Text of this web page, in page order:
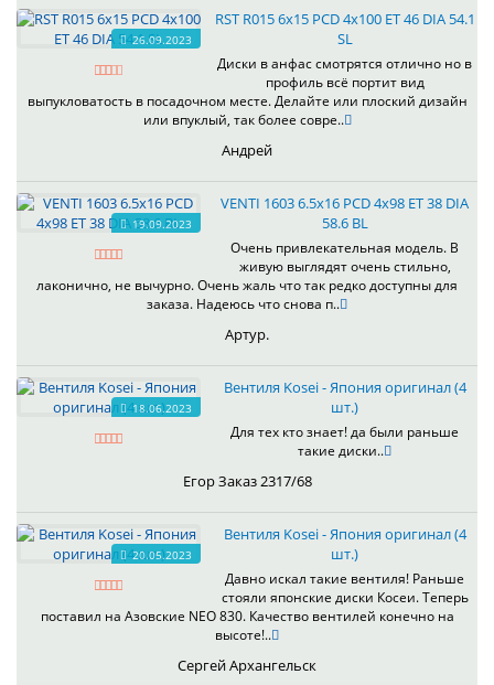
26.09.2023
RST R015 6x15 PCD 4x100 ET 46 DIA 54.1
SL
Диски в анфас смотрятся отлично но в
профиль всё портит вид
выпукловатость в посадочном месте. Делайте или плоский дизайн
или впуклый, так более совре..
Андрей
19.09.2023
VENTI 1603 6.5x16 PCD 4x98 ET 38 DIA
58.6 BL
Очень привлекательная модель. В
живую выглядят очень стильно,
лаконично, не вычурно. Очень жаль что так редко доступны для
заказа. Надеюсь что снова п..
Артур.
18.06.2023
Вентиля Kosei - Япония оригинал (4
шт.)
Для тех кто знает! да были раньше
такие диски..
Егор Заказ 2317/68
20.05.2023
Вентиля Kosei - Япония оригинал (4
шт.)
Давно искал такие вентиля! Раньше
стояли японские диски Косеи. Теперь
поставил на Азовские NEO 830. Качество вентилей конечно на
высоте!..
Сергей Архангельск